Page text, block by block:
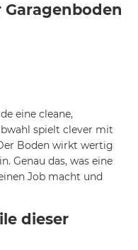
Garagenboden
eine cleane,
spielt clever mit
Boden wirkt wertig
Genau das, was eine
Job macht und
dieser